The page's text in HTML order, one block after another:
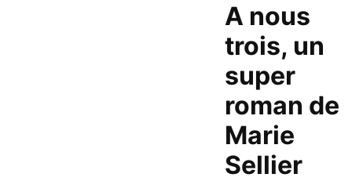
A nous
trois, un
super
roman de
Marie
Sellier